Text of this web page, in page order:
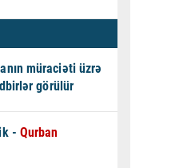
müraciəti üzrə
görülür
- Qurban